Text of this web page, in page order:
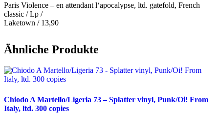
Paris Violence – en attendant l‘apocalypse, ltd. gatefold, French
classic / Lp /
Laketown / 13,90
Ähnliche Produkte
Chiodo A Martello/Ligeria 73 – Splatter vinyl, Punk/Oi! From
Italy, ltd. 300 copies